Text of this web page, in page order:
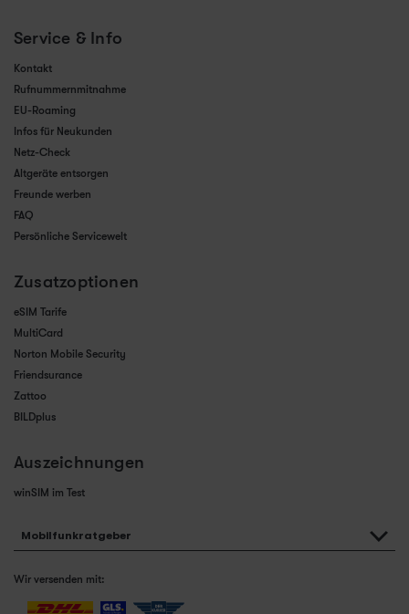
Service & Info
Kontakt
Rufnummernmitnahme
EU-Roaming
Infos für Neukunden
Netz-Check
Altgeräte entsorgen
Freunde werben
FAQ
Persönliche Servicewelt
Zusatzoptionen
eSIM Tarife
MultiCard
Norton Mobile Security
Friendsurance
Zattoo
BILDplus
Auszeichnungen
winSIM im Test
Mobilfunkratgeber
Wir versenden mit: